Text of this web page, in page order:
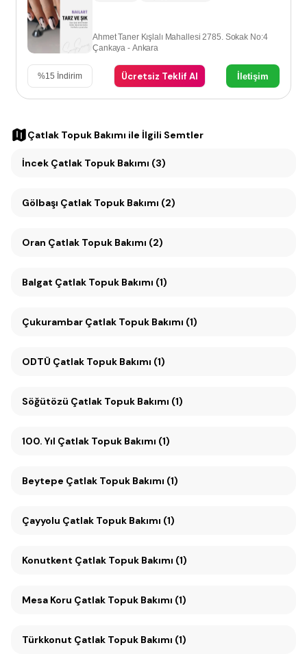
Ahmet Taner Kışlalı Mahallesi 2785. Sokak No:4
Çankaya - Ankara
%15 İndirim Ücretsiz Teklif Al İletişim
Çatlak Topuk Bakımı ile İlgili Semtler
İncek Çatlak Topuk Bakımı (3)
Gölbaşı Çatlak Topuk Bakımı (2)
Oran Çatlak Topuk Bakımı (2)
Balgat Çatlak Topuk Bakımı (1)
Çukurambar Çatlak Topuk Bakımı (1)
ODTÜ Çatlak Topuk Bakımı (1)
Söğütözü Çatlak Topuk Bakımı (1)
100. Yıl Çatlak Topuk Bakımı (1)
Beytepe Çatlak Topuk Bakımı (1)
Çayyolu Çatlak Topuk Bakımı (1)
Konutkent Çatlak Topuk Bakımı (1)
Mesa Koru Çatlak Topuk Bakımı (1)
Türkkonut Çatlak Topuk Bakımı (1)